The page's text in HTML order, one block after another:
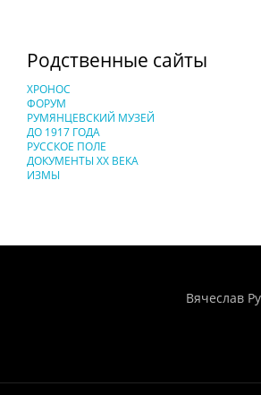
Родственные сайты
ХРОНОС
ФОРУМ
РУМЯНЦЕВСКИЙ МУЗЕЙ
ДО 1917 ГОДА
РУССКОЕ ПОЛЕ
ДОКУМЕНТЫ XX ВЕКА
ИЗМЫ
Вячеслав